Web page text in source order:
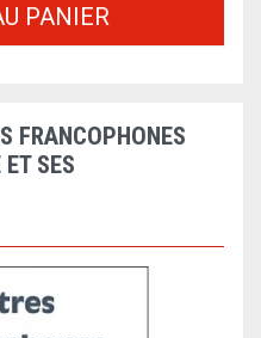
PANIER
FRANCOPHONES
SES